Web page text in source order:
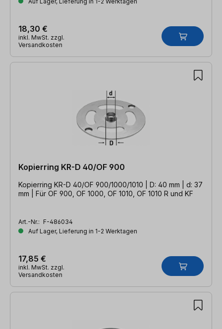
18,30 €
inkl. MwSt. zzgl.
Versandkosten
Kopierring KR-D 40/OF 900
Kopierring KR-D 40/OF 900/1000/1010 | D: 40 mm | d: 37
mm | Für OF 900, OF 1000, OF 1010, OF 1010 R und KF
Art.-Nr.: F-486034
Auf Lager, Lieferung in 1-2 Werktagen
17,85 €
inkl. MwSt. zzgl.
Versandkosten